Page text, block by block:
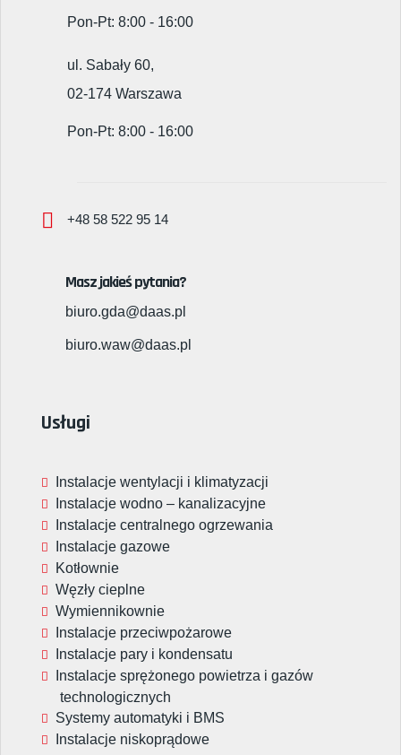
Pon-Pt: 8:00 - 16:00
ul. Sabały 60,
02-174 Warszawa
Pon-Pt: 8:00 - 16:00
+48 58 522 95 14
Masz jakieś pytania?
biuro.gda@daas.pl
biuro.waw@daas.pl
Usługi
Instalacje wentylacji i klimatyzacji
Instalacje wodno – kanalizacyjne
Instalacje centralnego ogrzewania
Instalacje gazowe
Kotłownie
Węzły cieplne
Wymiennikownie
Instalacje przeciwpożarowe
Instalacje pary i kondensatu
Instalacje sprężonego powietrza i gazów
technologicznych
Systemy automatyki i BMS
Instalacje niskoprądowe